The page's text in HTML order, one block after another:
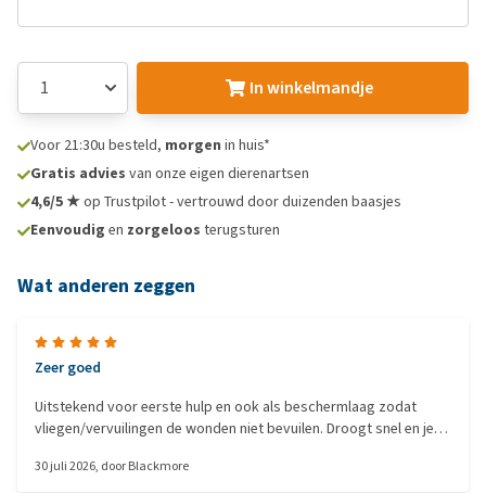
In winkelmandje
Voor 21:30u besteld, morgen in huis*
Gratis advies van onze eigen dierenartsen
4,6/5 ★op Trustpilot - vertrouwd door duizenden baasjes
Eenvoudig en zorgeloos terugsturen
Wat anderen zeggen
Zeer goed
Uitstekend voor eerste hulp en ook als beschermlaag zodat
vliegen/vervuilingen de wonden niet bevuilen. Droogt snel en je
30 juli 2026, doorBlackmore